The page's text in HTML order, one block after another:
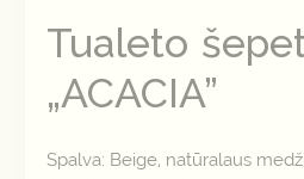
Tualeto
„ACACIA”
Spalva: Beige, natūralaus